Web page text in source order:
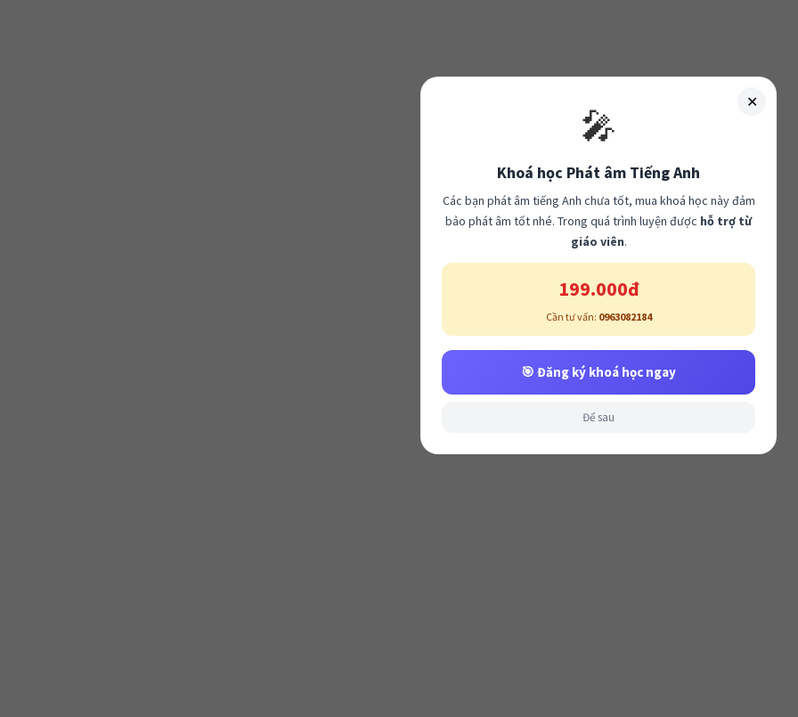
✕
🎤
Khoá học Phát âm Tiếng Anh
Các bạn phát âm tiếng Anh chưa tốt, mua khoá học này đảm
bảo phát âm tốt nhé. Trong quá trình luyện được hỗ trợ từ
giáo viên.
199.000đ
Cần tư vấn: 0963082184
🎯 Đăng ký khoá học ngay
Để sau